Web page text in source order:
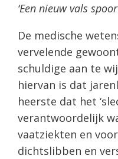
‘Een nieuw vals
De medische
vervelende
schuldige aan te
hiervan is dat
heerste dat het
verantwoordelijk
vaatziekten en
dichtslibben en